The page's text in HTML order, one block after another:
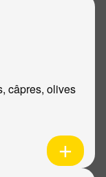
câpres, olives